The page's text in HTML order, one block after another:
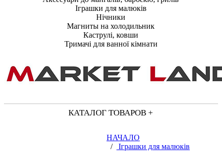
Іграшки для малюків
Нічники
Магниты на холодильник
Каструлі, ковши
Тримачі для ванної кімнати
КАТАЛОГ ТОВАРОВ +
НАЧАЛО
/
Іграшки для малюків